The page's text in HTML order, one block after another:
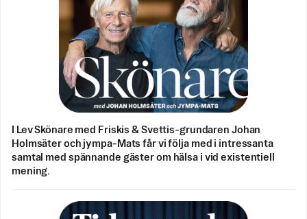
I Lev Skönare med Friskis & Svettis-grundaren Johan
Holmsäter och jympa-Mats får vi följa med i intressanta
samtal med spännande gäster om hälsa i vid existentiell
mening.